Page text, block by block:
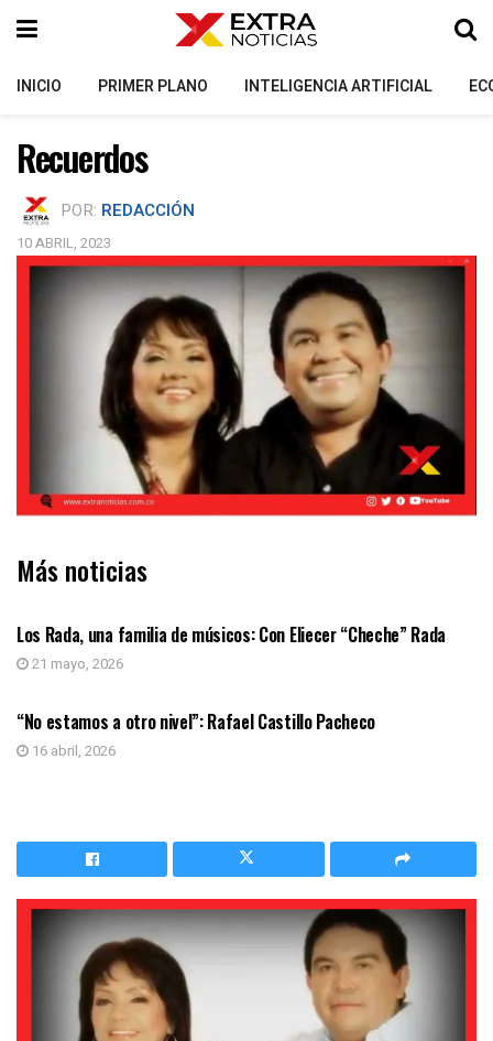
INICIO PRIMER PLANO INTELIGENCIA ARTIFICIAL
Recuerdos
POR: REDACCIÓN
10 ABRIL, 2023
Más noticias
Los Rada, una familia de músicos: Con Eliecer “Cheche” Rada
21 mayo, 2026
PODCAST
“No estamos a otro nivel”: Rafael Castillo Pacheco
16 abril, 2026